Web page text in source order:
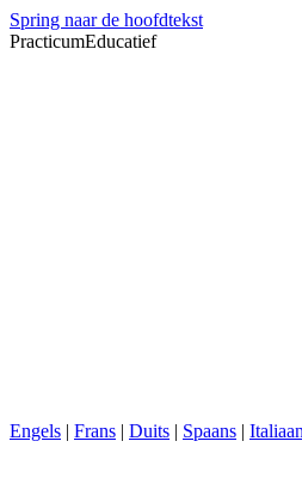
Spring naar de hoofdtekst
PracticumEducatief
Engels | Frans | Duits | Spaans |